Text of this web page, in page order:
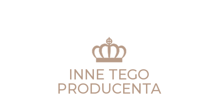
INNE TEGO
PRODUCENTA